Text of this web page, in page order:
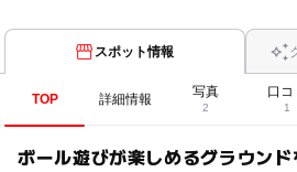
スポット情報
TOP 詳細情報 写真
2
口コ
1
ボール遊びが楽しめるグラウン